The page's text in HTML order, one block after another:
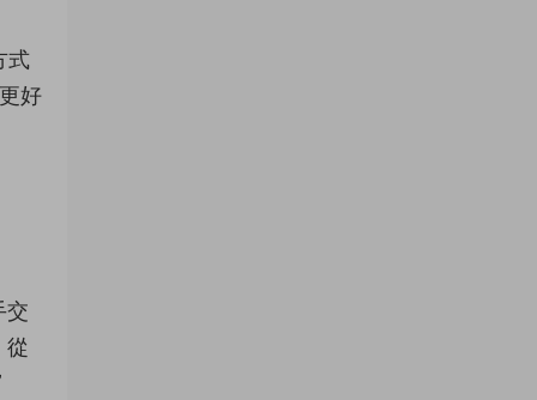
式
好
交
從